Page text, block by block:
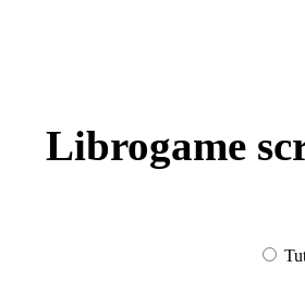
Librogame